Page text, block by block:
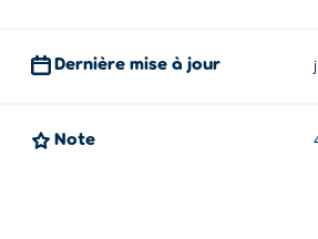
Dernière mise à jour
Note